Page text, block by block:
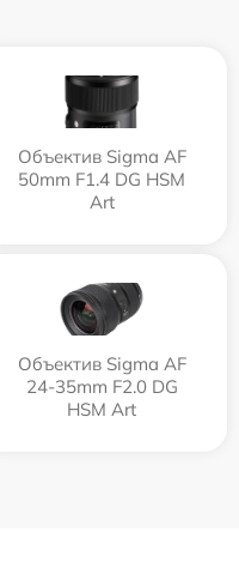
Объектив Sigma AF
50mm F1.4 DG HSM
Art
Объектив Sigma AF
24-35mm F2.0 DG
HSM Art